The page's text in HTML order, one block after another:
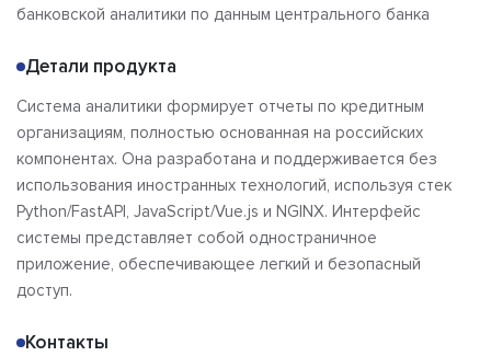
Отзывы
банковской аналитики по данным центрального банка
Детали продукта
Система аналитики формирует отчеты по кредитным
организациям, полностью основанная на российских
компонентах. Она разработана и поддерживается без
использования иностранных технологий, используя стек
Python/FastAPI, JavaScript/Vue.js и NGINX. Интерфейс
системы представляет собой одностраничное
приложение, обеспечивающее легкий и безопасный
доступ.
Контакты